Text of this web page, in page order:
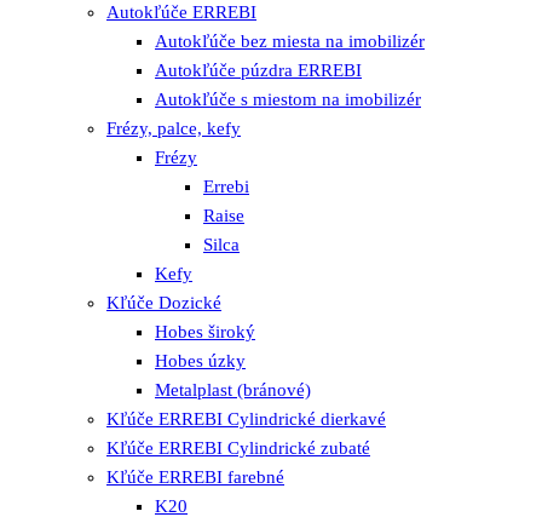
Autokľúče ERREBI
Autokľúče bez miesta na imobilizér
Autokľúče púzdra ERREBI
Autokľúče s miestom na imobilizér
Frézy, palce, kefy
Frézy
Errebi
Raise
Silca
Kefy
Kľúče Dozické
Hobes široký
Hobes úzky
Metalplast (bránové)
Kľúče ERREBI Cylindrické dierkavé
Kľúče ERREBI Cylindrické zubaté
Kľúče ERREBI farebné
K20